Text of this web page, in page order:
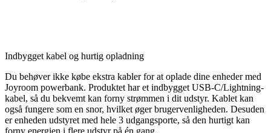
Indbygget kabel og hurtig opladning
Du behøver ikke købe ekstra kabler for at oplade dine enheder med
Joyroom powerbank. Produktet har et indbygget USB-C/Lightning-
kabel, så du bekvemt kan forny strømmen i dit udstyr. Kablet kan
også fungere som en snor, hvilket øger brugervenligheden. Desuden
er enheden udstyret med hele 3 udgangsporte, så den hurtigt kan
forny energien i flere udstyr på én gang.